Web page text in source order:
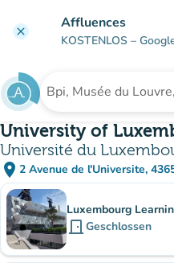
clear Affluences
KOSTENLOS –
Suche nach einer
University of
Université du
place 2 Avenue de l'Universite,
Unterinstitutionen
Luxembourg
door_front Geschlossen